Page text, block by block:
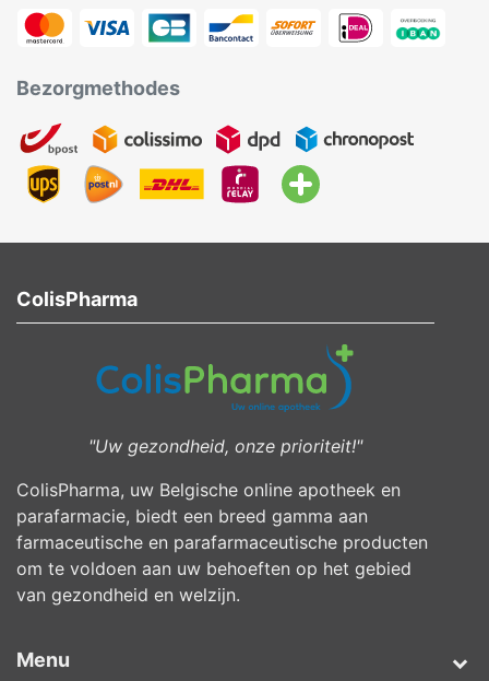
Bezorgmethodes
ColisPharma
"Uw gezondheid, onze prioriteit!"
ColisPharma, uw Belgische online apotheek en
parafarmacie, biedt een breed gamma aan
farmaceutische en parafarmaceutische producten
om te voldoen aan uw behoeften op het gebied
van gezondheid en welzijn.
Menu